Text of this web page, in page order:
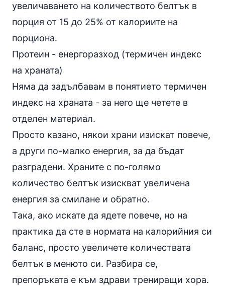
увеличаването на количеството белтък в
порция от 15 до 25% от калориите на
порциона.
Протеин - енергоразход (термичен индекс
на храната)
Няма да задълбавам в понятието термичен
индекс на храната - за него ще четете в
отделен материал.
Просто казано, някои храни изискат повече,
а други по-малко енергия, за да бъдат
разградени. Храните с по-голямо
количество белтък изискват увеличена
енергия за смилане и обратно.
Така, ако искате да ядете повече, но на
практика да сте в нормата на калорийния си
баланс, просто увеличете количествата
белтък в менюто си. Разбира се,
препоръката е към здрави трениращи хора.